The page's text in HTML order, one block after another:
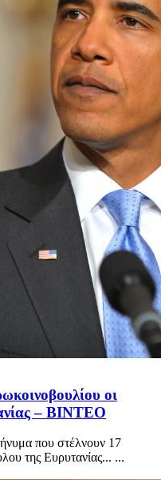
οι
– ΒΙΝΤΕΟ
που στέλνουν 17
της Ευρυτανίας... ...